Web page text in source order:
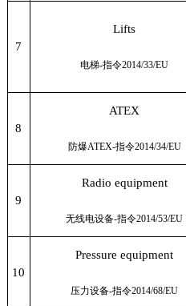
7
Lifts
电梯-指令2014/33/EU
8
ATEX
防爆ATEX-指令2014/34/EU
9
Radio equipment
无线电设备-指令2014/53/EU
10
Pressure equipment
压力设备-指令2014/68/EU